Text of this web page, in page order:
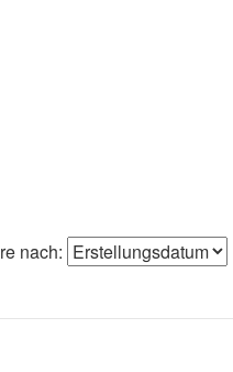
nach: